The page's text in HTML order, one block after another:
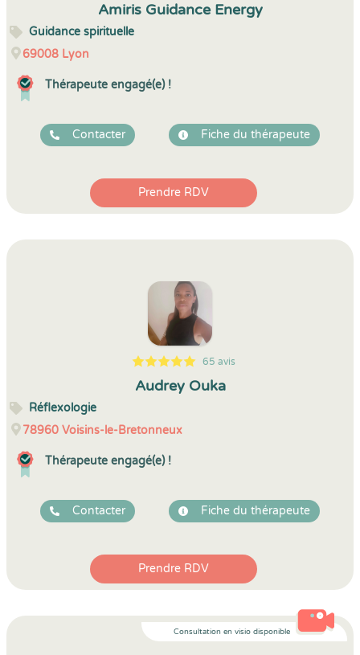
Amiris Guidance Energy
Guidance spirituelle
69008 Lyon
Thérapeute engagé(e) !
Contacter Fiche du thérapeute
Prendre RDV
5
1
5
65 65 avis
Audrey Ouka
Réflexologie
78960 Voisins-le-Bretonneux
Thérapeute engagé(e) !
Contacter Fiche du thérapeute
Prendre RDV
Consultation en visio disponible